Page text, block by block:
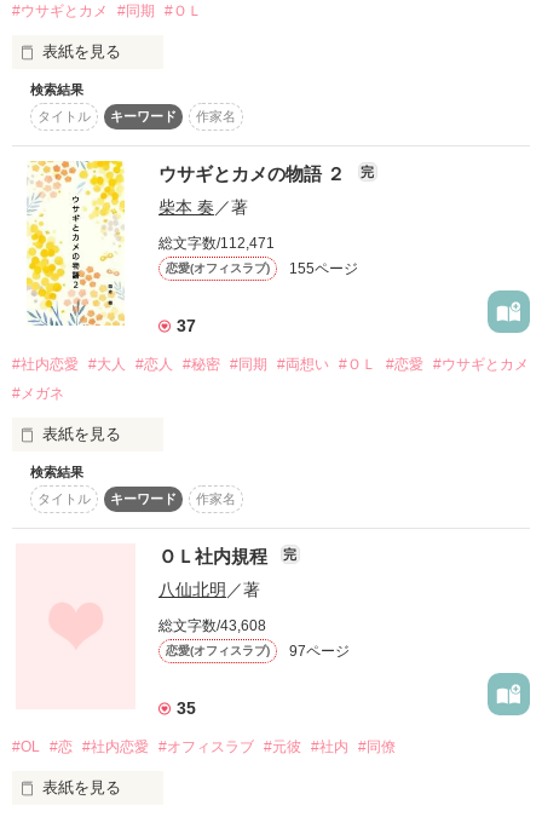
ー莉々香*ririka*×龍翔*ryu-to*×咲哉*sakuya*×瑞希*mizuki*×遼
*ryo-*×諷都*hu-to*×雅*miyabi*－
少女たちが繰り広げるストーリー。
真実の愛がここにある
甘くて危険なオフィスラブ
※フィクションです。
《優しい嘘【下】に登場してきたジュンヤの社会人になってか
らのお話です。こちらのお話だけ読んでいただいても十分理解
でお楽しみ下さい。》
start→2010・９・５
end→2010・９・１２
【あこがれのオフィスラブ】特集にて紹介されてます！
感想、レビューを下さった方々、本当にありがとうございま
す。
初めての貴方が忘れられません。
絡み合う３人の恋愛模様
伊織が最後に選ぶのは…？？
…☆…☆…☆…☆…☆…☆…☆…
チャーム様
りゅう*様
nekoneko様
名古屋ゆりあ様
シスコ様
素敵なレビューありがとうございました♪
…☆…☆…☆…☆…☆…☆…☆…
なんなら、一夜限りならどうです？
「お前みたいないい女にこうやって迫られて、
断れる男なんていんのか？」
その一夜で終わるはずだった、
彼との関係。
だけど、その一度で私は妊娠して…。
真壁梢♀(24)
×
川邊篤♂(28)
真瑚☆さま、せいともさま、ルシエルブルーさま、ゆあらいく
ゆさま、
レビューありがとうございます。
ひとこと感想投票して下さった皆さま、ありがとうございま
#ウサギとカメ
#同期 #ＯＬ
表紙を見る
社内恋愛なんてドラマだけだと思ってた
だけど、もしもするなら
とびきりかっこいい仕事が出来る上司とか
同僚に人気の可愛い年下の男の子とか
誰しもがいいなぁって羨むような
希望や幻想ばかり抱いていた
忙しなく動くウサギのようだと
あいつに言われた
それならあなたはなんなのよ
のそのそ動くカメでしょう
ちっとも目立たなくて
地味で影の薄い同期のあいつ
夢にも思ってなかったんだ……
検索結果
タイトル
キーワード 作家名
ウサギとカメの物語 ２ 完
柴本 奏 ／著
総文字数/112,471
恋愛(オフィスラブ) 155ページ
37
#社内恋愛 #大人 #恋人 #秘密 #同期 #両想い #ＯＬ #恋愛
#ウサギとカメ
#メガネ
表紙を見る
たった３ヶ月の間に
「名前と顔がなんとな〜く一致する
地味で影の薄い同期」
という存在だったはずのあいつが
なんと私の彼氏になりました
なんてこった
こんなはずではなかったのに
検索結果
タイトル
キーワード 作家名
ＯＬ社内規程 完
八仙北明 ／著
総文字数/43,608
恋愛(オフィスラブ) 97ページ
35
#OL #恋 #社内恋愛 #オフィスラブ #元彼 #社内 #同僚
表紙を見る